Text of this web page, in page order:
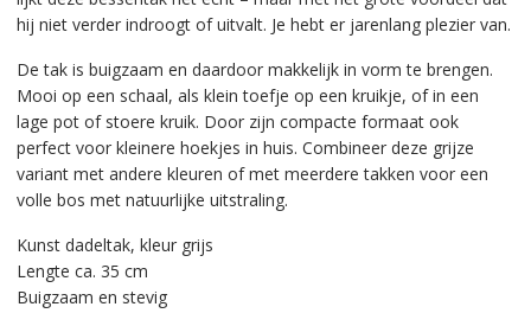
hij niet verder indroogt of uitvalt. Je hebt er jarenlang plezier van.
De tak is buigzaam en daardoor makkelijk in vorm te brengen.
Mooi op een schaal, als klein toefje op een kruikje, of in een
lage pot of stoere kruik. Door zijn compacte formaat ook
perfect voor kleinere hoekjes in huis. Combineer deze grijze
variant met andere kleuren of met meerdere takken voor een
volle bos met natuurlijke uitstraling.
Kunst dadeltak, kleur grijs
Lengte ca. 35 cm
Buigzaam en stevig